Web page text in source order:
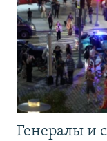
Генералы и